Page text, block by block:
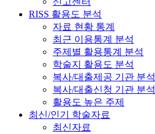
RISS 활용도 분석
자료 현황 통계
최근 이용통계 분석
주제별 활용통계 분석
학술지 활용도 분석
복사/대출제공 기관 분석
복사/대출신청 기관 분석
활용도 높은 주제
최신/인기 학술자료
최신자료